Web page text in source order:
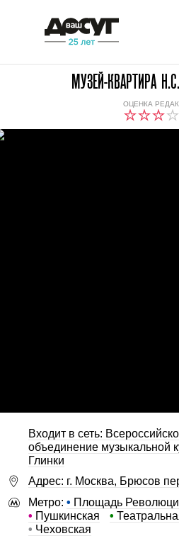
МУЗЕЙ-КВАРТИРА
ОЦЕНКА
Входит в сеть:
объединение музыкальной
Глинки
Адрес: г. Москва, Брюсов
Метро: • Площадь
• Пушкинская •
• Чеховская